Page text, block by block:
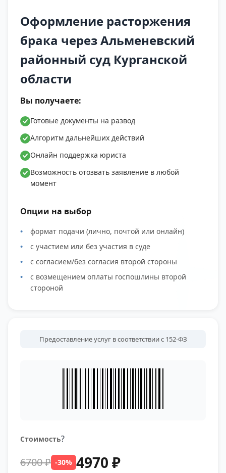
Оформление расторжения
брака через Альменевский
районный суд Курганской
области
Вы получаете:
Готовые документы на развод
Алгоритм дальнейших действий
Онлайн поддержка юриста
Возможность отозвать заявление в любой
момент
Опции на выбор
формат подачи (лично, почтой или онлайн)
с участием или без участия в суде
с согласием/без согласия второй стороны
с возмещением оплаты госпошлины второй
стороной
Предоставление услуг в соответствии с 152-ФЗ
Стоимость?
6700 ₽ -30% 4970 ₽